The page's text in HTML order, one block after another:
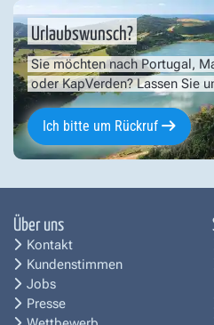
Urlaubswunsch?
Sie möchten nach Portugal,
oder KapVerden? Lassen Sie
Ich bitte um Rückruf
Über uns
Kontakt
Kundenstimmen
Jobs
Presse